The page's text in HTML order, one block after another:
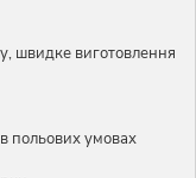
швидке виготовлення
польових умовах